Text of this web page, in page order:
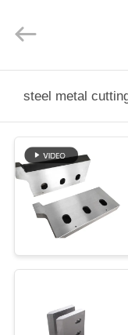
LA
MAISON
PRODUITS
VIDÉOS
PROPOS
Co.，
Reserved.
steel metal